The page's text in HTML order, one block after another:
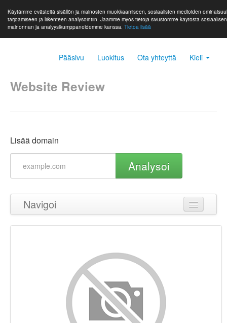
Käytämme evästeitä sisällön ja mainosten muokkaamiseen, sosiaalisten medioiden
tarjoamiseen ja liikenteen analysointiin. Jaamme myös tietoja sivustomme käytöstä
mainonnan ja analyysikumppaneidemme kanssa. Tietoa lisää
Pääsivu Luokitus Ota yhteyttä Kieli
Website Review
Lisää domain
Analysoi
Navigoi
Takaisin ylös
Avainsanat
Käytettävyys